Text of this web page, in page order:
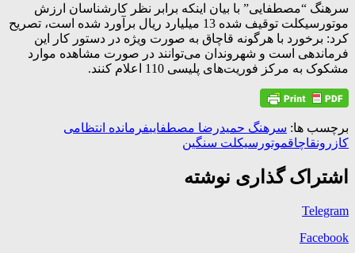
سرهنگ “مصطفایی” با بیان اینکه برابر نظر کارشناسان ارزش
موتورسيکلت توقيف شده 13 ميليارد ريال برآورد شده است، تصریح
کرد: برخورد با هرگونه قاچاق به صورت ویژه در دستور کار این
فرماندهی است و شهروندان می‌توانند در صورت مشاهده موارد
مشکوک به مرکز فوریت‌های پلیسی 110 اعلام کنند.
برچسب ها: سرهنگ حمیدرضا مصطفاییفرمانده انتظامی
کازرونقاچاقموتورسيکلت سنگين
اشتراک گذاری نوشته
Telegram
Facebook